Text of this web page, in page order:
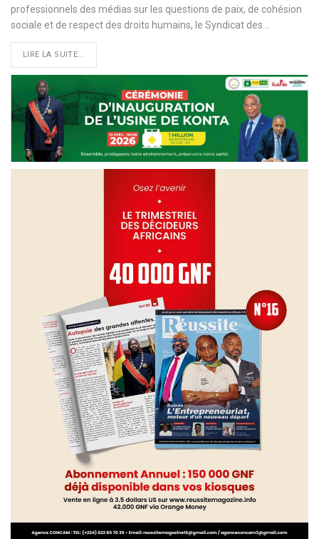
professionnels des médias sur les questions de paix, de cohésion
sociale et de respect des droits humains, le Syndicat des…
LIRE LA SUITE...